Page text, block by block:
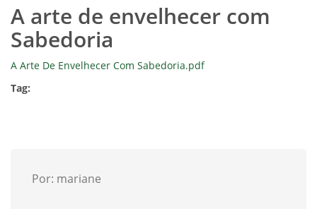
A arte de envelhecer com
Sabedoria
A Arte De Envelhecer Com Sabedoria.pdf
Tag:
Por: mariane